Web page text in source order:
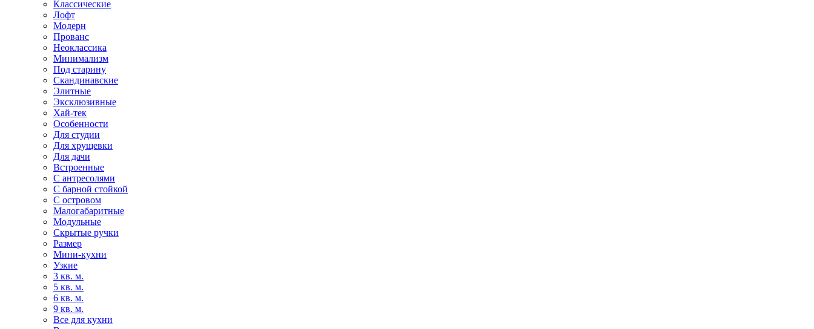
Классические
Лофт
Модерн
Прованс
Неоклассика
Минимализм
Под старину
Скандинавские
Элитные
Эксклюзивные
Хай-тек
Особенности
Для студии
Для хрущевки
Для дачи
Встроенные
С антресолями
С барной стойкой
С островом
Малогабаритные
Модульные
Скрытые ручки
Размер
Мини-кухни
Узкие
3 кв. м.
5 кв. м.
6 кв. м.
9 кв. м.
Все для кухни